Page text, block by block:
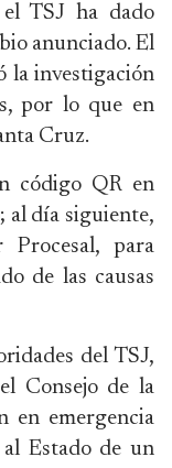
TSJ ha dado
anunciado. El
la investigación
por lo que en
Cruz.
código QR en
al día siguiente,
Procesal, para
de las causas
del TSJ,
Consejo de la
en emergencia
Estado de un